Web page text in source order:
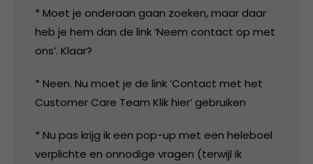
* Moet je onderaan gaan zoeken, maar daar
heb je hem dan de link ‘Neem contact op met
ons’. Klaar?
* Neen. Nu moet je de link ‘Contact met het
Customer Care Team Klik hier’ gebruiken
* Nu pas krijg ik een pop-up met een heleboel
verplichte en onnodige vragen (terwijl ik